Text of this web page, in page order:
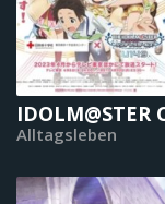
IDOLM@STER
Alltagsleben